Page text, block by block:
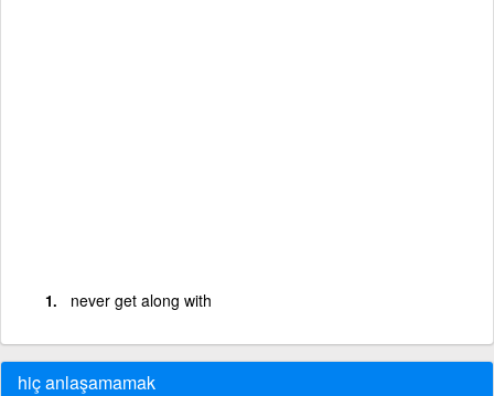
never get along with
hiç anlaşamamak